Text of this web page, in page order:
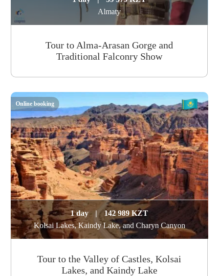
Almaty
Tour to Alma-Arasan Gorge and
Traditional Falconry Show
1 day |
142 989 KZT
Kolsai Lakes, Kaindy Lake, and Charyn Canyon
Tour to the Valley of Castles, Kolsai
Lakes, and Kaindy Lake
Online booking